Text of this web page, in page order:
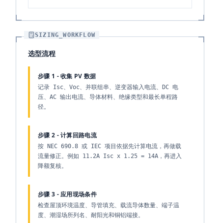
SIZING_WORKFLOW
选型流程
步骤 1 - 收集 PV 数据
记录 Isc、Voc、并联组串、逆变器输入电流、DC 电
压、AC 输出电流、导体材料、绝缘类型和最长单程路
径。
步骤 2 - 计算回路电流
按 NEC 690.8 或 IEC 项目依据先计算电流，再做载
流量修正。例如 11.2A Isc x 1.25 = 14A，再进入
降额复核。
步骤 3 - 应用现场条件
检查屋顶环境温度、导管填充、载流导体数量、端子温
度、潮湿场所列名、耐阳光和铜铝端接。